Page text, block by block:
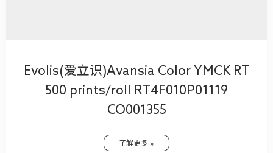
Evolis(爱立识)Avansia Color YMCK RT
500 prints/roll RT4F010P01119
CO001355
了解更多 »